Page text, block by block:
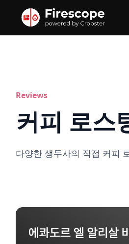
Reviews
커피 로스
다양한 생두사의 직접 커피